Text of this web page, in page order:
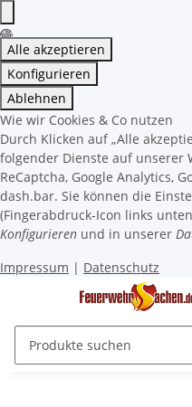
Alle akzeptieren
Konfigurieren
Ablehnen
Wie wir Cookies & Co nutzen
Durch Klicken auf „Alle
folgender Dienste auf unserer
ReCaptcha, Google Analytics,
dash.bar. Sie können die
(Fingerabdruck-Icon links
Konfigurieren und in unserer
Impressum | Datenschutz